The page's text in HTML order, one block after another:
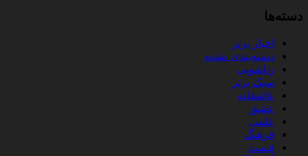
دسته‌ها
اخبار برتر
دسته‌بندی نشده
زناشویی
سبک برتر
عاشقانه
عشق
علمی
فرهنگ
قیمت